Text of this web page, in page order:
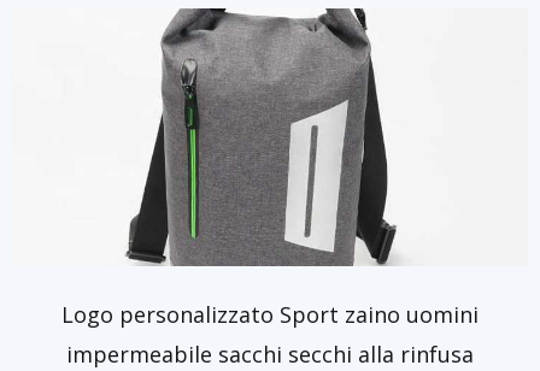
Logo personalizzato Sport zaino uomini
impermeabile sacchi secchi alla rinfusa